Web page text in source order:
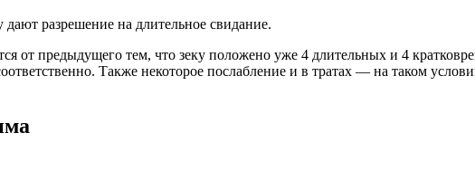
разрешение на длительное свидание.
от предыдущего тем, что зеку положено уже 4 длительных и 4
Также некоторое послабление и в тратах — на таком